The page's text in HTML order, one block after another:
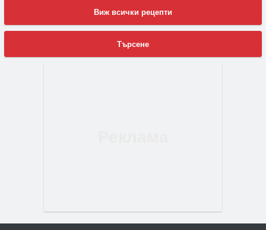
Виж всички рецепти
Търсене